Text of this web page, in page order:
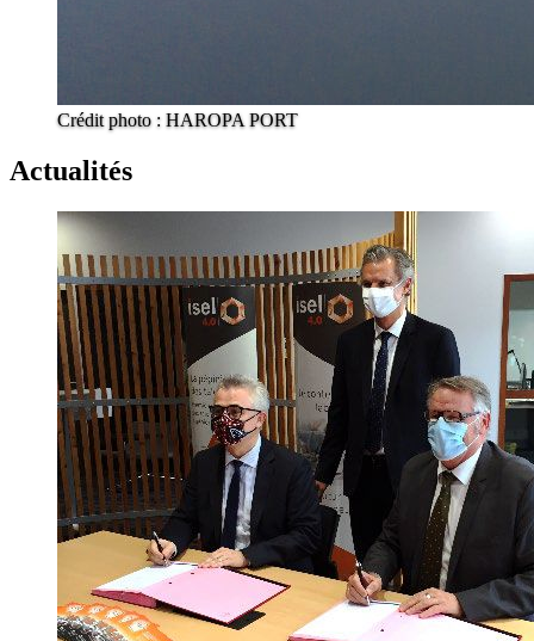
Crédit photo : HAROPA PORT
Actualités